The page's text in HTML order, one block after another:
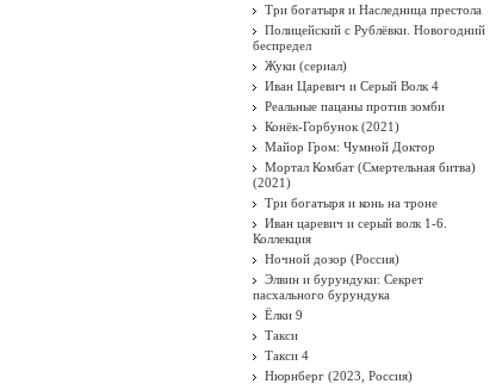
Три богатыря и Наследница престола
Полицейский с Рублёвки. Новогодний
беспредел
Жуки (сериал)
Иван Царевич и Серый Волк 4
Реальные пацаны против зомби
Конёк-Горбунок (2021)
Майор Гром: Чумной Доктор
Мортал Комбат (Смертельная битва)
(2021)
Три богатыря и конь на троне
Иван царевич и серый волк 1-6.
Коллекция
Ночной дозор (Россия)
Элвин и бурундуки: Секрет
пасхального бурундука
Ёлки 9
Такси
Такси 4
Нюрнберг (2023, Россия)